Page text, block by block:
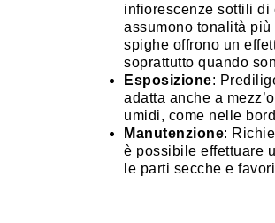
infiorescenze sottili di
assumono tonalità più
spighe offrono un
soprattutto quando
Esposizione:
adatta anche a
umidi, come nelle
Manutenzione:
è possibile effettuare
le parti secche e